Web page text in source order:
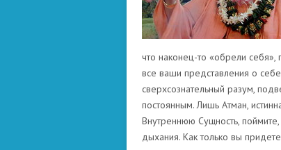
что наконец-то «обрели
все ваши представления о
сверхсознательный разум,
постоянным. Лишь Атман,
Внутреннюю Сущность,
дыхания. Как только вы